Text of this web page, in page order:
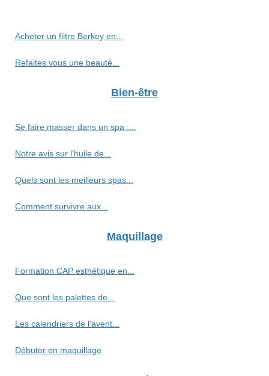
Acheter un filtre Berkey en...
Refaites vous une beauté...
Bien-être
Se faire masser dans un spa :...
Notre avis sur l'huile de...
Quels sont les meilleurs spas...
Comment survivre aux...
Maquillage
Formation CAP esthétique en...
Que sont les palettes de...
Les calendriers de l’avent...
Débuter en maquillage